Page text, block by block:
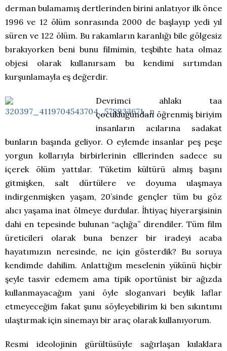
derman bulamamış dertlerinden birini anlatıyor ilk önce
1996 ve 12 ölüm sonrasında 2000 de başlayıp yedi yıl
süren ve 122 ölüm. Bu rakamların karanlığı bile gölgesiz
bırakıyorken beni bunu filmimin, teşbihte hata olmaz
objesi olarak kullanırsam bu kendimi sırtımdan
kurşunlamayla eş değerdir.
Devrimci ahlakı taa
çocukluğundan öğrenmiş biriyim
insanların acılarına sadakat
bunların başında geliyor. O eylemde insanlar peş peşe
yorgun kollarıyla birbirlerinin elllerinden sadece su
içerek ölüm yattılar. Tüketim kültürü almış başını
gitmişken, salt dürtülere ve doyuma ulaşmaya
indirgenmişken yaşam, 20’sinde gençler tüm bu göz
alıcı yaşama inat ölmeye durdular. İhtiyaç hiyerarşisinin
dahi en tepesinde bulunan “açlığa” direndiler. Tüm film
üreticileri olarak buna benzer bir iradeyi acaba
hayatımızın neresinde, ne için gösterdik? Bu soruya
kendimde dahilim. Anlattığım meselenin yükünü hiçbir
şeyle tasvir edemem ama tipik oportünist bir ağızda
kullanmayacağım yani öyle sloganvari beylik laflar
etmeyeceğim fakat şunu söyleyebilirim ki ben sıkıntımı
ulaştırmak için sinemayı bir araç olarak kullanıyorum.
Resmi ideolojinin gürültüsüyle sağırlaşan kulaklara